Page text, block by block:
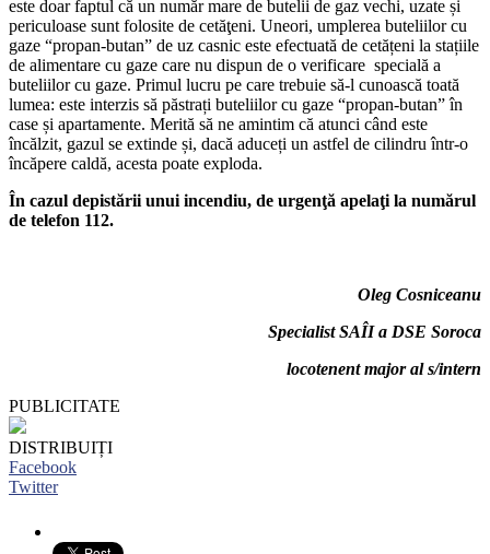
este doar faptul că un număr mare de butelii de gaz vechi, uzate și
periculoase sunt folosite de cetăţeni. Uneori, umplerea buteliilor cu
gaze “propan-butan” de uz casnic este efectuată de cetățeni la stațiile
de alimentare cu gaze care nu dispun de o verificare specială a
buteliilor cu gaze. Primul lucru pe care trebuie să-l cunoască toată
lumea: este interzis să păstrați buteliilor cu gaze “propan-butan” în
case și apartamente. Merită să ne amintim că atunci când este
încălzit, gazul se extinde și, dacă aduceți un astfel de cilindru într-o
încăpere caldă, acesta poate exploda.
În cazul depistării unui incendiu, de urgenţă apelaţi la numărul
de telefon 112.
Oleg Cosniceanu
Specialist SAÎI a DSE Soroca
locotenent major al s/intern
PUBLICITATE
DISTRIBUIȚI
Facebook
Twitter